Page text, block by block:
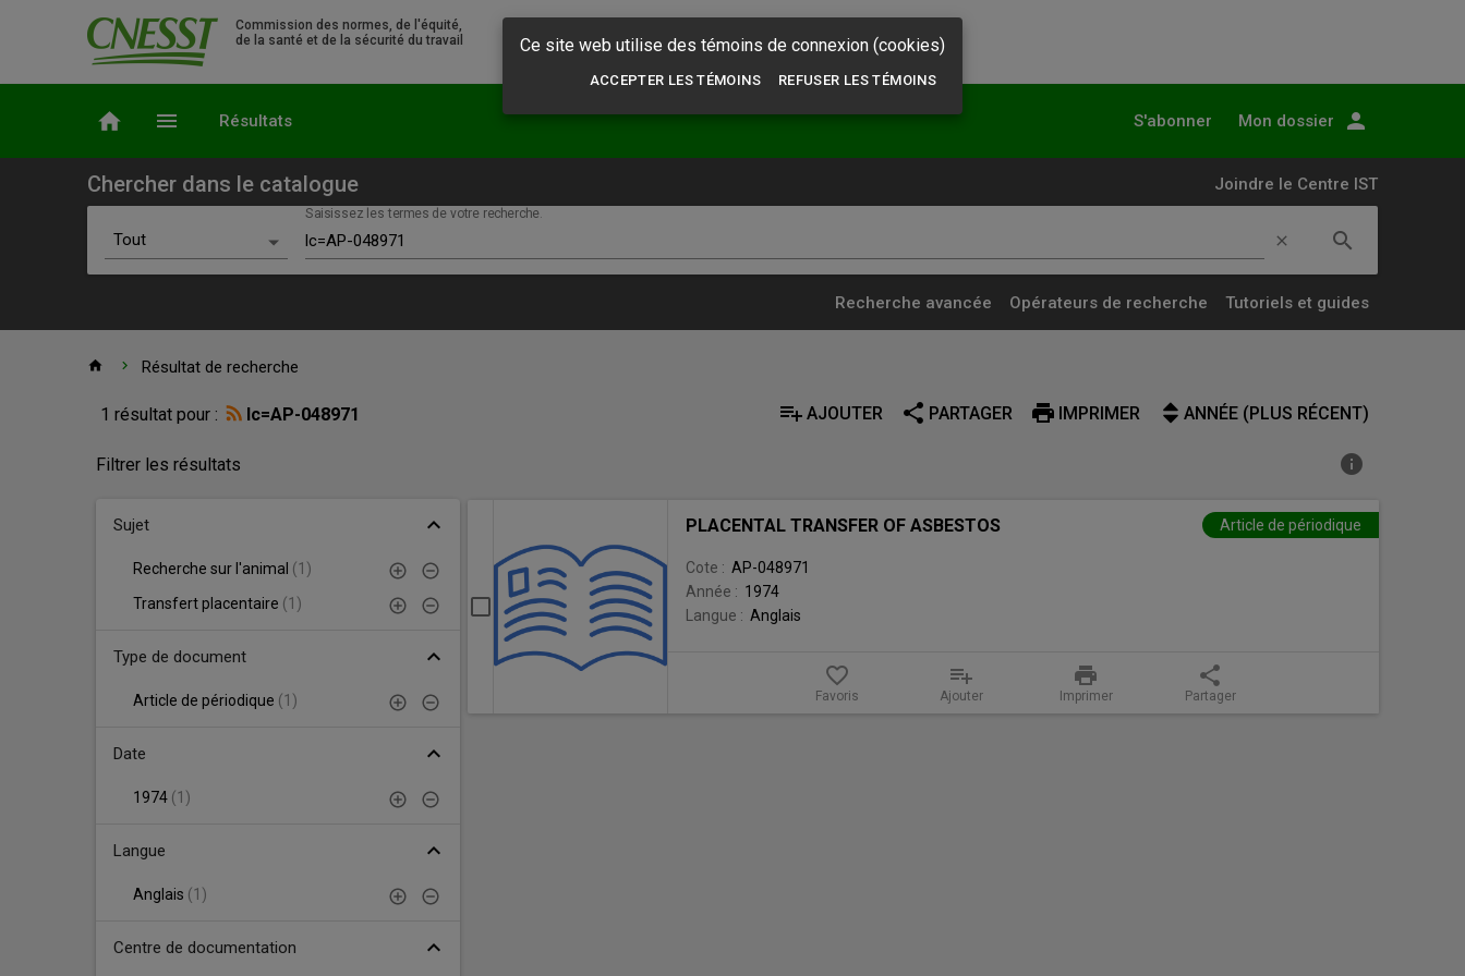
Commission des normes, de l'équité,
de la santé et de la sécurité du travail
home menu Résultats S'abonner Mon dossier person
Chercher dans le catalogue Joindre le Centre IST
Tout
Ressources électroniques
Rapports d'enquête
Sujet
Saisissez les termes de votre recherche.
clear searchLancer
la
recherche
Recherche avancée Opérateurs de recherche Tutoriels et guides
home Accueil
chevron_right Résultat de recherche
Résultat
de
Outils
recherche
1 résultat pour : lc=AP-048971 playlist_add AJOUTER share PARTAGER print IMPRIMER ANNÉE (PLUS RÉCENT)
info
Filtrer les résultats
Facettes
Sujet expand_less
Recherche sur l'animal (1 )
Transfert placentaire (1 )
Type de document expand_less
Article de périodique (1 )
Date expand_less
1974 (1 )
Langue expand_less
Anglais (1 )
Centre de documentation expand_less
recherche
Sélectionner
PLACENTAL
TRANSFER
PLACENTAL TRANSFER OF ASBESTOS Article de périodique
Cote : AP-048971
Année : 1974
Langue : Anglais
favorite_border
Favoris
playlist_add
Ajouter
print
Imprimer
share
Partager
Ce site web utilise des témoins de connexion (cookies)
ACCEPTER LES TÉMOINS REFUSER LES TÉMOINS